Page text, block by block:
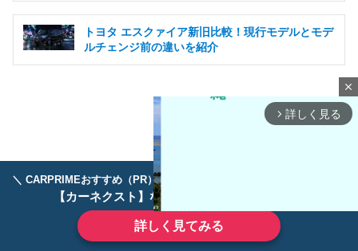
＼ CARPRIMEおすすめ（PR） ／
【カーネクスト】ならどんなクルマも高価買取
詳しく見てみる
トヨタ エスクァイア新旧比較！現行モデルとモデ
ルチェンジ前の違いを紹介
close
arrow_forward_ios 詳しく見る